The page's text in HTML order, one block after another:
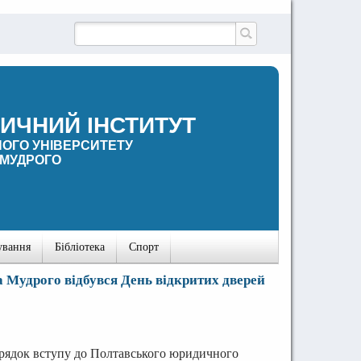
ІНСТИТУТ
УНІВЕРСИТЕТУ
Бібліотека Спорт
відбувся День відкритих дверей
вступу до Полтавського юридичного